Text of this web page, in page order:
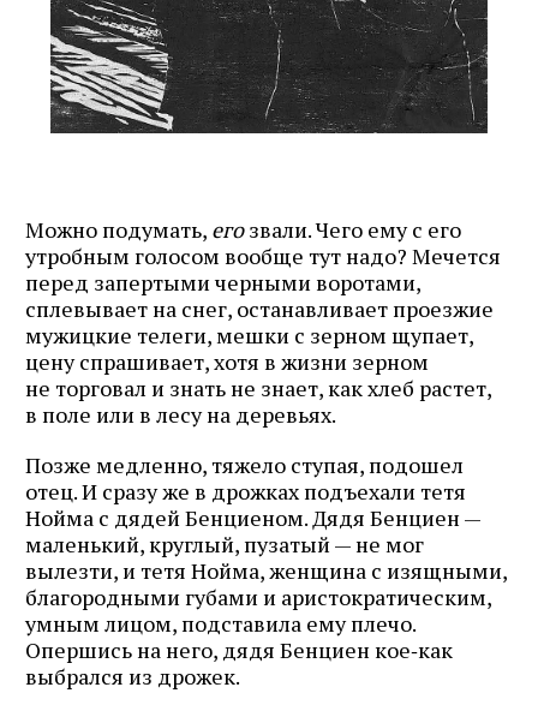
Можно подумать, егозвали. Чего ему с его
утробным голосом вообще тут надо? Мечется
перед запертыми черными воротами,
сплевывает на снег, останавливает проезжие
мужицкие телеги, мешки с зерном щупает,
цену спрашивает, хотя в жизни зерном
не торговал и знать не знает, как хлеб растет,
в поле или в лесу на деревьях.
Позже медленно, тяжело ступая, подошел
отец. И сразу же в дрожках подъехали тетя
Нойма с дядей Бенциеном. Дядя Бенциен —
маленький, круглый, пузатый — не мог
вылезти, и тетя Нойма, женщина с изящными,
благородными губами и аристократическим,
умным лицом, подставила ему плечо.
Опершись на него, дядя Бенциен кое‑как
выбрался из дрожек.